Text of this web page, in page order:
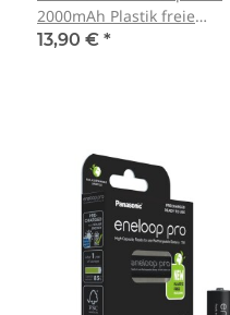
2000mAh Plastik freie
Verpackung BK-3MCDE/4BE
13,90 € *